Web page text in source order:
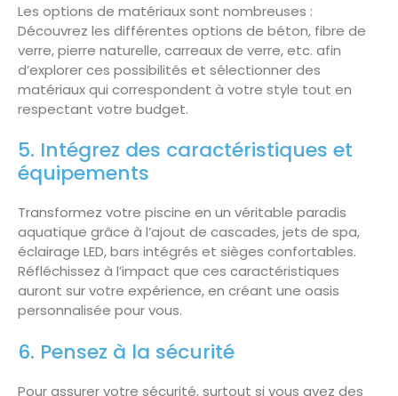
Les options de matériaux sont nombreuses :
Découvrez les différentes options de béton, fibre de
verre, pierre naturelle, carreaux de verre, etc. afin
d’explorer ces possibilités et sélectionner des
matériaux qui correspondent à votre style tout en
respectant votre budget.
5. Intégrez des caractéristiques et
équipements
Transformez votre piscine en un véritable paradis
aquatique grâce à l’ajout de cascades, jets de spa,
éclairage LED, bars intégrés et sièges confortables.
Réfléchissez à l’impact que ces caractéristiques
auront sur votre expérience, en créant une oasis
personnalisée pour vous.
6. Pensez à la sécurité
Pour assurer votre sécurité, surtout si vous avez des